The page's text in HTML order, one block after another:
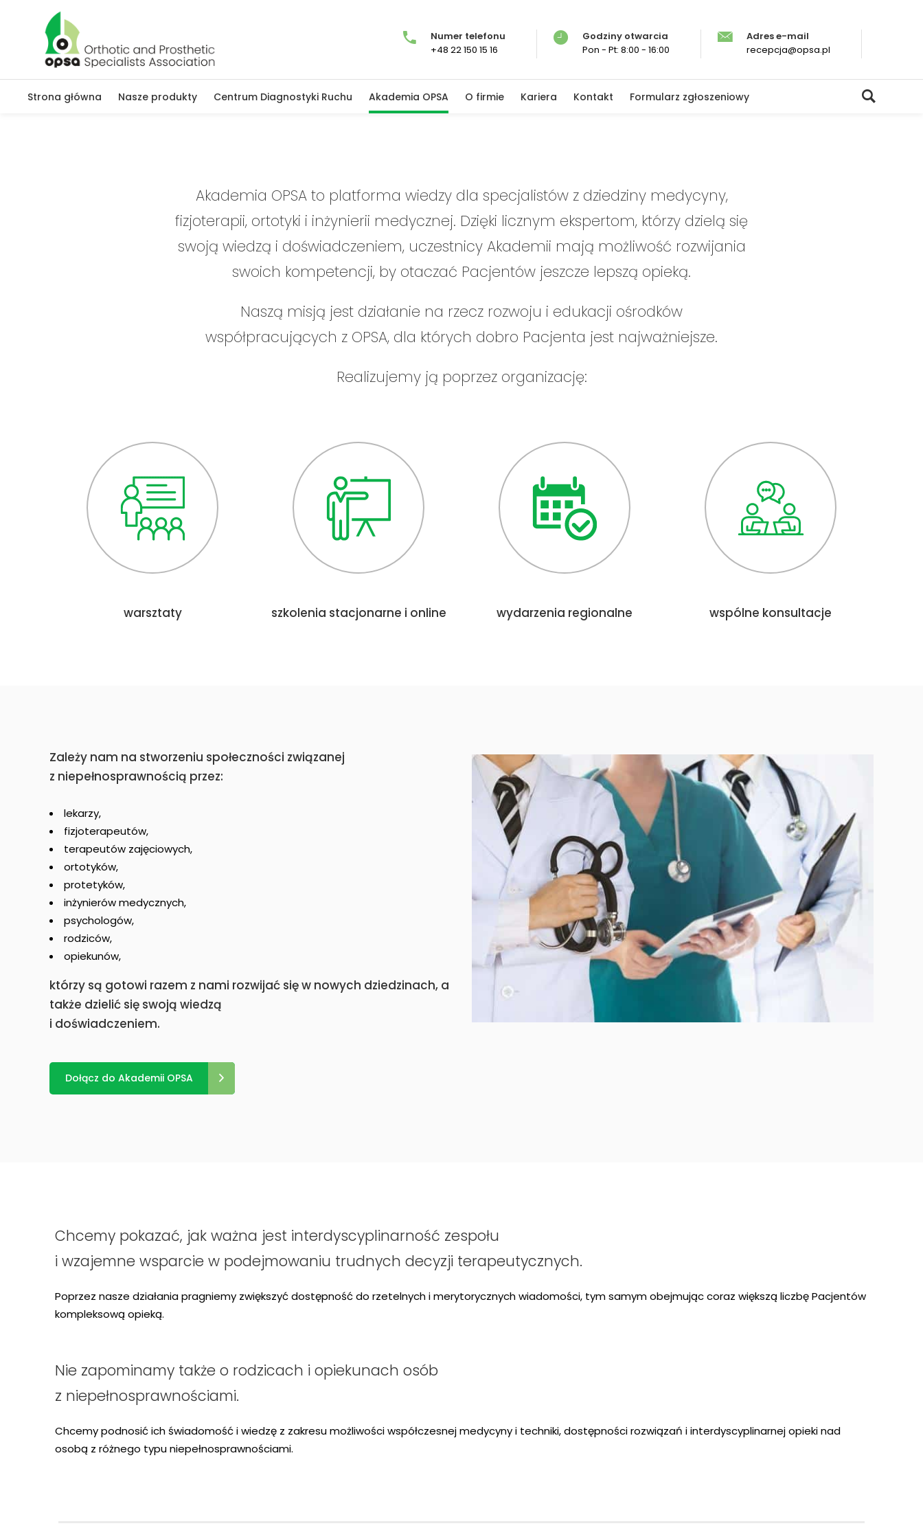
Numer telefonu
+48 22 150 15 16
Godziny otwarcia
Pon - Pt: 8:00 - 16:00
Adres e-mail
recepcja@opsa.pl
Strona główna Nasze produkty Centrum Diagnostyki Ruchu Akademia OPSA O firmie Kariera Kontakt Formularz zgłoszeniowy
Akademia OPSA to platforma wiedzy dla specjalistów z dziedziny medycyny,
fizjoterapii, ortotyki i inżynierii medycznej. Dzięki licznym ekspertom, którzy dzielą się
swoją wiedzą i doświadczeniem, uczestnicy Akademii mają możliwość rozwijania
swoich kompetencji, by otaczać Pacjentów jeszcze lepszą opieką.
Naszą misją jest działanie na rzecz rozwoju i edukacji ośrodków
współpracujących z OPSA, dla których dobro Pacjenta jest najważniejsze.
Realizujemy ją poprzez organizację:
warsztaty szkolenia stacjonarne i online wydarzenia regionalne wspólne konsultacje
Zależy nam na stworzeniu społeczności związanej
z niepełnosprawnością przez:
lekarzy,
fizjoterapeutów,
terapeutów zajęciowych,
ortotyków,
protetyków,
inżynierów medycznych,
psychologów,
rodziców,
opiekunów,
którzy są gotowi razem z nami rozwijać się w nowych dziedzinach, a
także dzielić się swoją wiedzą
i doświadczeniem.
Dołącz do Akademii OPSA
Chcemy pokazać, jak ważna jest interdyscyplinarność zespołu
i wzajemne wsparcie w podejmowaniu trudnych decyzji terapeutycznych.
Poprzez nasze działania pragniemy zwiększyć dostępność do rzetelnych i merytorycznych wiadomości, tym samym obejmując coraz większą liczbę Pacjentów
kompleksową opieką.
Nie zapominamy także o rodzicach i opiekunach osób
z niepełnosprawnościami.
Chcemy podnosić ich świadomość i wiedzę z zakresu możliwości współczesnej medycyny i techniki, dostępności rozwiązań i interdyscyplinarnej opieki nad
osobą z różnego typu niepełnosprawnościami.